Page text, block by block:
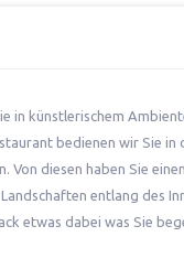
in künstlerischem
bedienen wir Sie in
Von diesen haben Sie einen
entlang des
etwas dabei was Sie